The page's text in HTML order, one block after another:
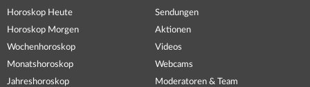
Horoskop Heute
Horoskop Morgen
Wochenhoroskop
Monatshoroskop
Jahreshoroskop
Sendungen
Aktionen
Videos
Webcams
Moderatoren & Team